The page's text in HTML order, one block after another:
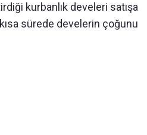
kurbanlık develeri satışa
sürede develerin çoğunu